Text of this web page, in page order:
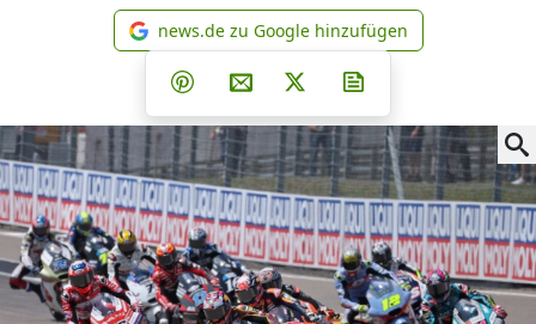
news.de zu Google
news.de zu Google hinzufügen
Teilen auf Facebook
Teilen auf Whatsapp
Teilen auf Telegram
Teilen auf Pinterest
Per E-Mail teilen
Post auf X